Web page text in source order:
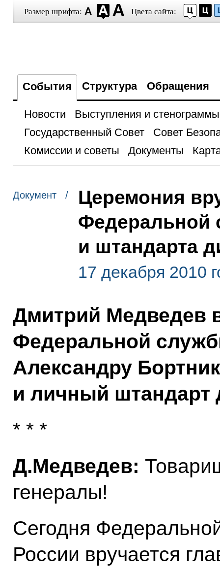
Размер шрифта: Цвета сайта:
События Структура Обращения
Новости
Выступления и стенограммы
Государственный Совет
Совет
Комиссии и советы
Документы
Документ /
Церемония
Федеральной
и штандарта
17 декабря 2010
Дмитрий Медведев
Федеральной
Александру
и личный штандарт
* * *
Д.Медведев:
генералы!
Сегодня
России вручается